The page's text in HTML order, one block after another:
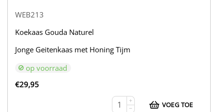
WEB213
Koekaas Gouda Naturel
Jonge Geitenkaas met Honing Tijm
op voorraad
€29,95
+
−
VOEG TOE